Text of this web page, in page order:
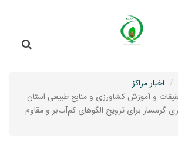
اخبار مراکز
و آموزش کشاورزی و منابع طبیعی استان
گرمسار برای ترویج الگوهای کم‌آب‌بر و مقاوم